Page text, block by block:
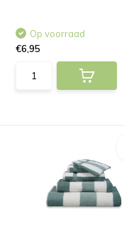
Op voorraad
€6,95